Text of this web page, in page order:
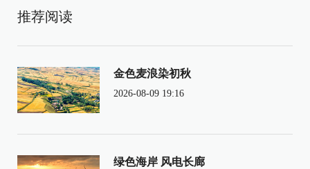
推荐阅读
金色麦浪染初秋
2026-08-09 19:16
绿色海岸 风电长廊